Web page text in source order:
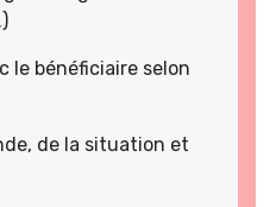
le bénéficiaire selon
de la situation et